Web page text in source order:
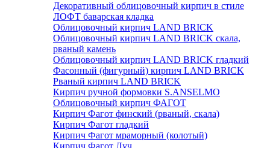
Декоративный облицовочный кирпич в стиле
ЛОФТ баварская кладка
Облицовочный кирпич LAND BRICK
Облицовочный кирпич LAND BRICK скала,
рваный камень
Облицовочный кирпич LAND BRICK гладкий
Фасонный (фигурный) кирпич LAND BRICK
Рваный кирпич LAND BRICK
Кирпич ручной формовки S.ANSELMO
Облицовочный кирпич ФАГОТ
Кирпич Фагот финский (рваный, скала)
Кирпич Фагот гладкий
Кирпич Фагот мраморный (колотый)
Кирпич Фагот Луч